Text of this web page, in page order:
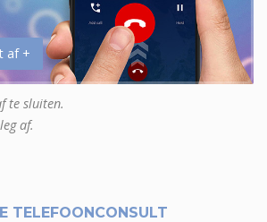
af +
te sluiten.
af.
TELEFOONCONSULT